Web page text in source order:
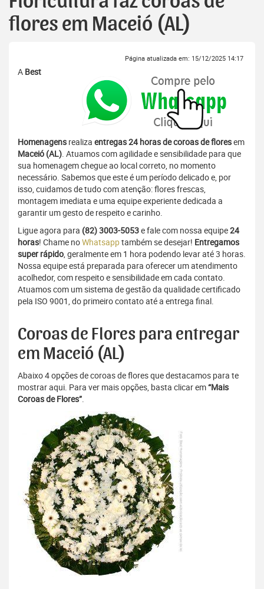
flores em Maceió (AL)
Página atualizada em: 15/12/2025 14:17
A Best
Homenagens realiza entregas 24 horas de coroas de floresem
Maceió (AL). Atuamos com agilidade e sensibilidade para que
sua homenagem chegue ao local correto, no momento
necessário. Sabemos que este é um período delicado e, por
isso, cuidamos de tudo com atenção: flores frescas,
montagem imediata e uma equipe experiente dedicada a
garantir um gesto de respeito e carinho.
Ligue agora para (82) 3003-5053e fale com nossa equipe24
horas! Chame noWhatsapptambém se desejar! Entregamos
super rápido, geralmente em 1 hora podendo levar até 3 horas.
Nossa equipe está preparada para oferecer um atendimento
acolhedor, com respeito e sensibilidade em cada contato.
Atuamos com um sistema de gestão da qualidade certificado
pela ISO 9001, do primeiro contato até a entrega final.
Coroas de Flores para entregar
em Maceió (AL)
Abaixo 4 opções de coroas de flores que destacamos para te
mostrar aqui. Para ver mais opções, basta clicar em“Mais
Coroas de Flores”.